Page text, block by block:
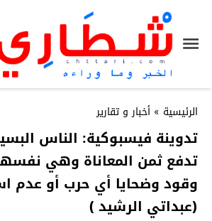
الرئيسية » أخبار و تقارير
تدوينة فيسبوكية: الناس
تدفع ثمن المعاناة وهي
وقود وضحايا أي حرب أو عدم
(عبداتي الرشيد )